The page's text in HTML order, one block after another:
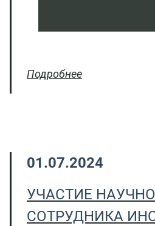
Подробнее
01.07.2024
УЧАСТИЕ
СОТРУДНИКА